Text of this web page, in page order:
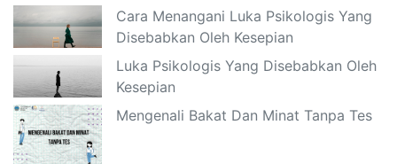
Cara Menangani Luka Psikologis Yang
Disebabkan Oleh Kesepian
Luka Psikologis Yang Disebabkan Oleh
Kesepian
Mengenali Bakat Dan Minat Tanpa Tes